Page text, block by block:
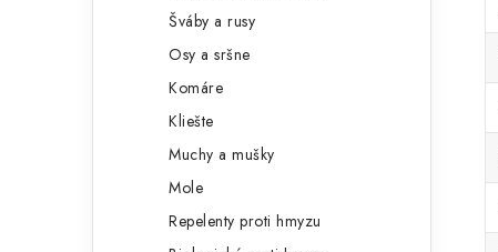
Šváby a rusy
Osy a sršne
Komáre
Kliešte
Muchy a mušky
Mole
Repelenty proti hmyzu